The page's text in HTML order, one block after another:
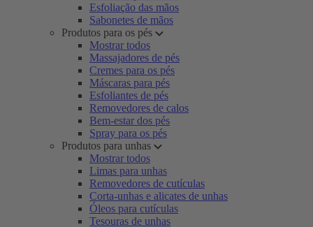
Esfoliação das mãos
Sabonetes de mãos
Produtos para os pés
Mostrar todos
Massajadores de pés
Cremes para os pés
Máscaras para pés
Esfoliantes de pés
Removedores de calos
Bem-estar dos pés
Spray para os pés
Produtos para unhas
Mostrar todos
Limas para unhas
Removedores de cutículas
Corta-unhas e alicates de unhas
Óleos para cutículas
Tesouras de unhas